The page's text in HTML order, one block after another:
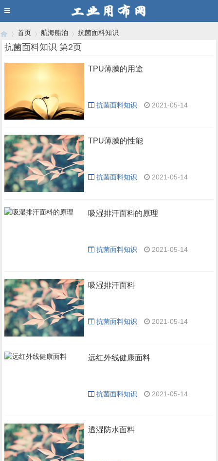
首页 航海船泊 抗菌面料知识
抗菌面料知识 第2页
TPU薄膜的用途
抗菌面料知识 2021-05-14
TPU薄膜的性能
抗菌面料知识 2021-05-14
吸湿排汗面料的原理
抗菌面料知识 2021-05-14
吸湿排汗面料
抗菌面料知识 2021-05-14
远红外线健康面料
抗菌面料知识 2021-05-14
透湿防水面料